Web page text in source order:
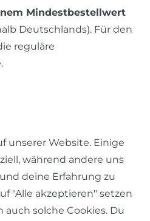
Mindestbestellwert
Deutschlands). Für den
reguläre
unserer Website. Einige
während andere uns
deine Erfahrung zu
"Alle akzeptieren" setzen
auch solche Cookies. Du